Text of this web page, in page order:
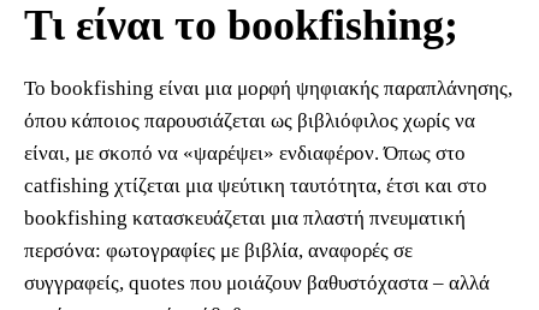
Τι είναι το bookfishing;
Το bookfishing είναι μια μορφή ψηφιακής παραπλάνησης,
όπου κάποιος παρουσιάζεται ως βιβλιόφιλος χωρίς να
είναι, με σκοπό να «ψαρέψει» ενδιαφέρον. Όπως στο
catfishing χτίζεται μια ψεύτικη ταυτότητα, έτσι και στο
bookfishing κατασκευάζεται μια πλαστή πνευματική
περσόνα: φωτογραφίες με βιβλία, αναφορές σε
συγγραφείς, quotes που μοιάζουν βαθυστόχαστα – αλλά